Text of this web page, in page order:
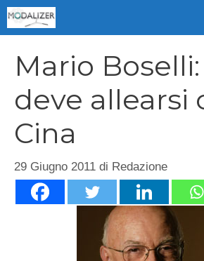
Vai
al
Mario Boselli:
deve allearsi
Cina
29 Giugno 2011 di Redazione